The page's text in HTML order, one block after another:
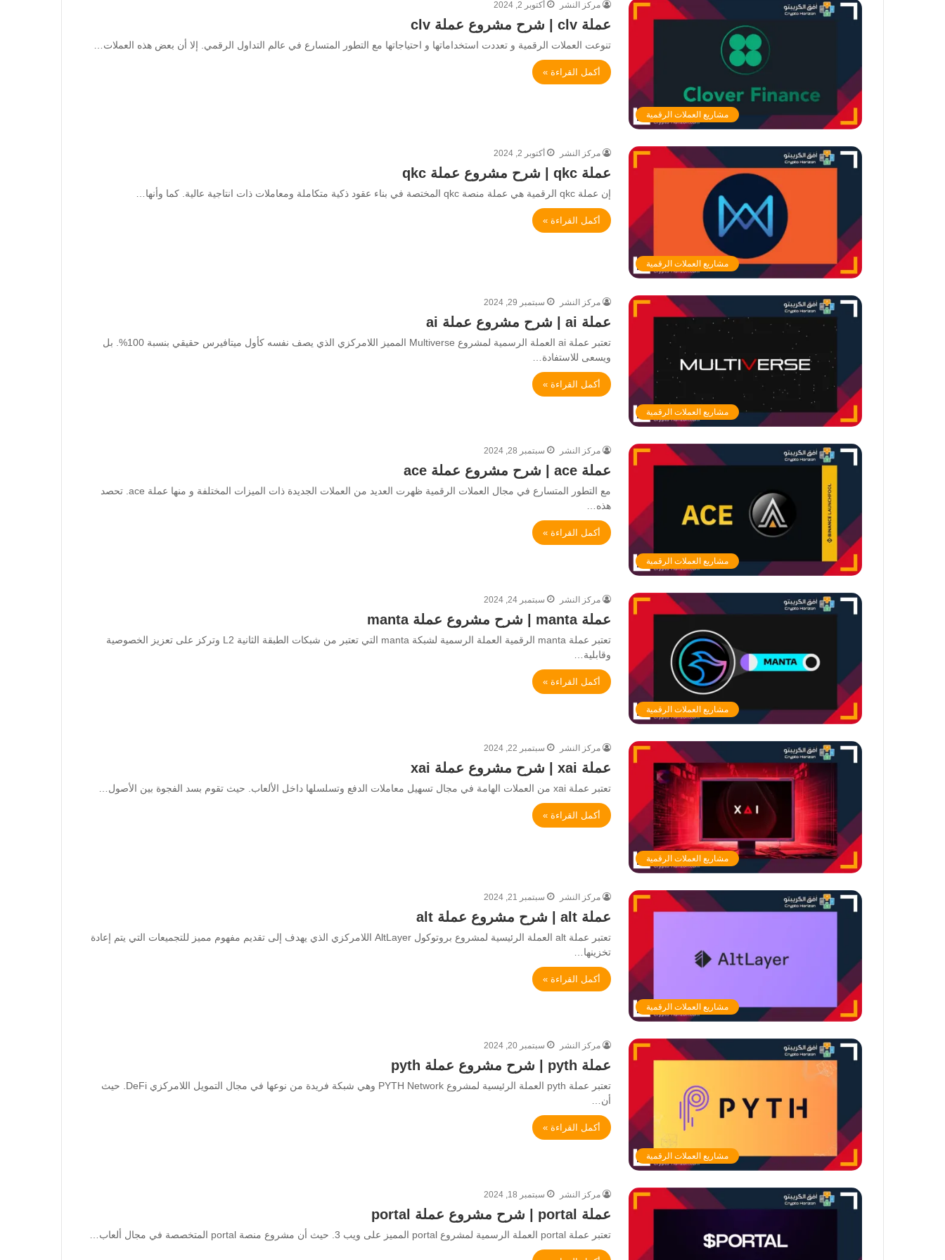
مشاريع العملات الرقمية
مركز النشر أكتوبر 2, 2024
عملة clv | شرح مشروع عملة clv
تنوعت العملات الرقمية و تعددت استخداماتها و احتياجاتها مع التطور المتسارع في عالم التداول الرقمي. إلا أن بعض هذه العملات…
أكمل القراءة »
مشاريع العملات الرقمية
مركز النشر أكتوبر 2, 2024
عملة qkc | شرح مشروع عملة qkc
إن عملة qkc الرقمية هي عملة منصة qkc المختصة في بناء عقود ذكية متكاملة ومعاملات ذات انتاجية عالية. كما وأنها…
أكمل القراءة »
مشاريع العملات الرقمية
مركز النشر سبتمبر 29, 2024
عملة ai | شرح مشروع عملة ai
تعتبر عملة ai العملة الرسمية لمشروع Multiverse المميز اللامركزي الذي يصف نفسه كأول ميتافيرس حقيقي بنسبة 100%. بل
ويسعى للاستفادة…
أكمل القراءة »
مشاريع العملات الرقمية
مركز النشر سبتمبر 28, 2024
عملة ace | شرح مشروع عملة ace
مع التطور المتسارع في مجال العملات الرقمية ظهرت العديد من العملات الجديدة ذات الميزات المختلفة و منها عملة ace. تحصد
هذه…
أكمل القراءة »
مشاريع العملات الرقمية
مركز النشر سبتمبر 24, 2024
عملة manta | شرح مشروع عملة manta
تعتبر عملة manta الرقمية العملة الرسمية لشبكة manta التي تعتبر من شبكات الطبقة الثانية L2 وتركز على تعزيز الخصوصية
وقابلية…
أكمل القراءة »
مشاريع العملات الرقمية
مركز النشر سبتمبر 22, 2024
عملة xai | شرح مشروع عملة xai
تعتبر عملة xai من العملات الهامة في مجال تسهيل معاملات الدفع وتسلسلها داخل الألعاب. حيث تقوم بسد الفجوة بين الأصول…
أكمل القراءة »
مشاريع العملات الرقمية
مركز النشر سبتمبر 21, 2024
عملة alt | شرح مشروع عملة alt
تعتبر عملة alt العملة الرئيسية لمشروع بروتوكول AltLayer اللامركزي الذي يهدف إلى تقديم مفهوم مميز للتجميعات التي يتم إعادة
تخزينها…
أكمل القراءة »
مشاريع العملات الرقمية
مركز النشر سبتمبر 20, 2024
عملة pyth | شرح مشروع عملة pyth
تعتبر عملة pyth العملة الرئيسية لمشروع PYTH Network وهي شبكة فريدة من نوعها في مجال التمويل اللامركزي DeFi. حيث
أن…
أكمل القراءة »
مركز النشر سبتمبر 18, 2024
عملة portal | شرح مشروع عملة portal
تعتبر عملة portal العملة الرسمية لمشروع portal المميز على ويب 3. حيث أن مشروع منصة portal المتخصصة في مجال ألعاب…